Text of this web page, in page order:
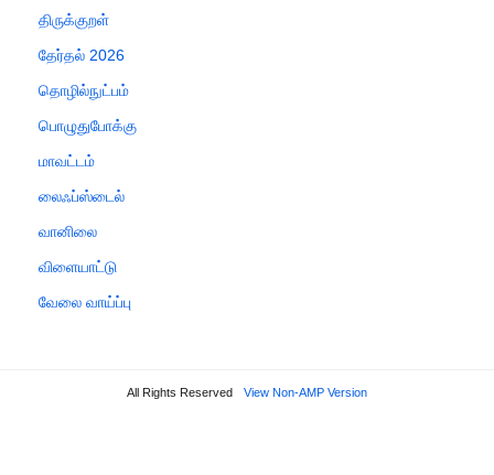
திருக்குறள்
தேர்தல் 2026
தொழில்நுட்பம்
பொழுதுபோக்கு
மாவட்டம்
லைஃப்ஸ்டைல்
வானிலை
விளையாட்டு
வேலை வாய்ப்பு
All Rights Reserved View Non-AMP Version